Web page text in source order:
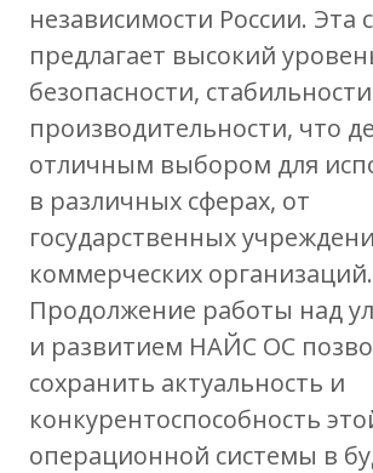
независимости России. Эта
предлагает высокий
безопасности,
производительности, что
отличным выбором для
в различных сферах, от
государственных
коммерческих организаций.
Продолжение работы над
и развитием НАЙС ОС
сохранить актуальность и
конкурентоспособность
операционной системы в